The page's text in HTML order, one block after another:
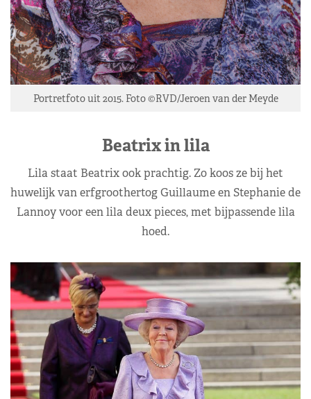
Portretfoto uit 2015. Foto ©RVD/Jeroen van der Meyde
Beatrix in lila
Lila staat Beatrix ook prachtig. Zo koos ze bij het
huwelijk van erfgroothertog Guillaume en Stephanie de
Lannoy voor een lila deux pieces, met bijpassende lila
hoed.